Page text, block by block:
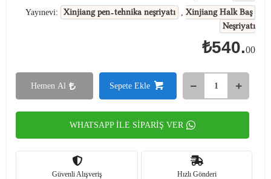
Yayınevi: Xinjiang pen-tehnika neşriyatı , Xinjiang Halk Baş
Neşriyatı
₺540.00
Sepete Ekle
Hemen Al
WHATSAPP İLE SİPARİŞ VER
Hızlı Gönderi
Güvenli Alışveriş